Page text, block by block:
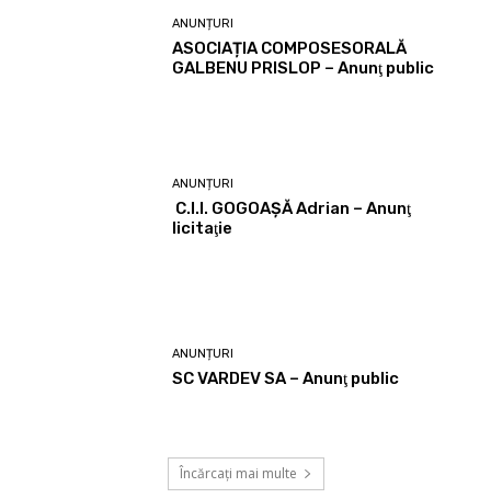
ANUNȚURI
ASOCIAȚIA COMPOSESORALĂ
GALBENU PRISLOP – Anunţ public
ANUNȚURI
C.I.I. GOGOAŞĂ Adrian – Anunţ
licitaţie
ANUNȚURI
SC VARDEV SA – Anunţ public
Încărcați mai multe